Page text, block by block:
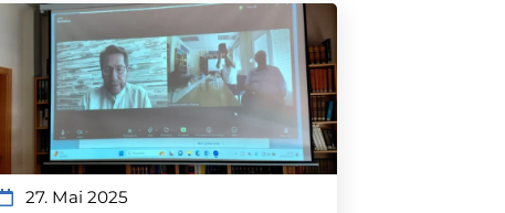
27. Mai 2025